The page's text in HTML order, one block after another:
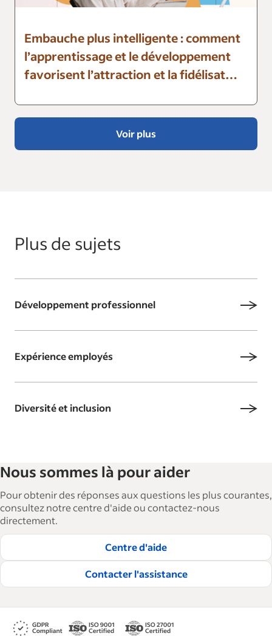
Embauche plus intelligente : comment
l’apprentissage et le développement
favorisent l’attraction et la fidélisat…
Voir plus
Plus de sujets
Développement professionnel
Expérience employés
Diversité et inclusion
Nous sommes là pour aider
Pour obtenir des réponses aux questions les plus courantes,
consultez notre centre d'aide ou contactez-nous
directement.
Centre d'aide
Contacter l'assistance